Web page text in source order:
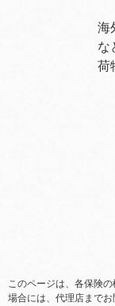
海
な
荷
このページは、各保険
場合には、代理店までお